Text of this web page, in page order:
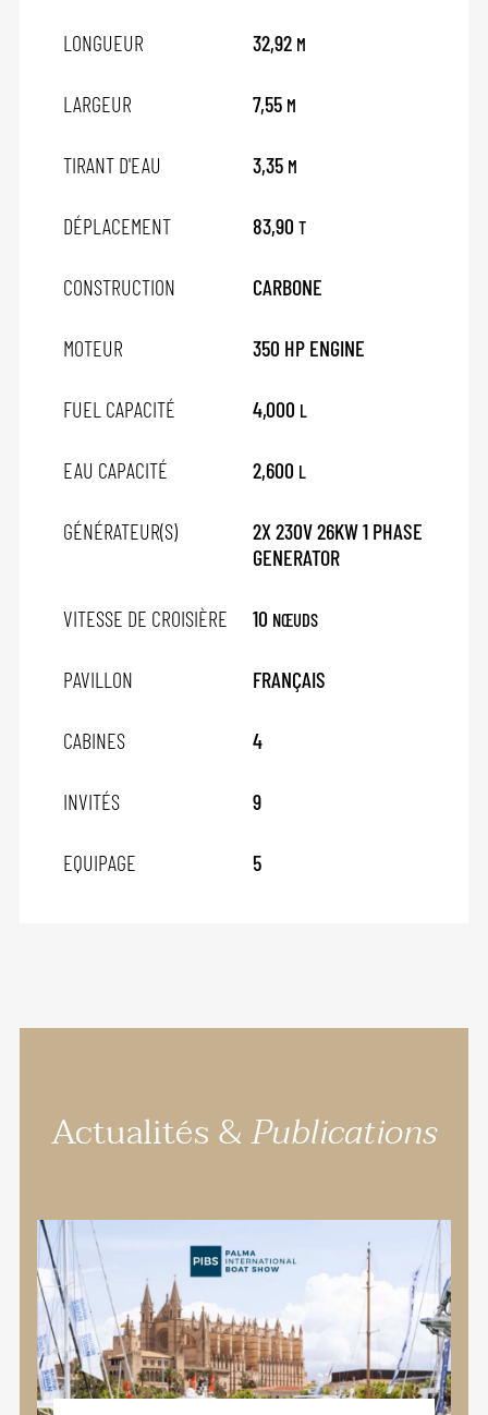
LONGUEUR 32,92 M
LARGEUR 7,55 M
TIRANT D'EAU 3,35 M
DÉPLACEMENT 83,90 T
CONSTRUCTION CARBONE
MOTEUR 350 HP ENGINE
FUEL CAPACITÉ 4,000 L
EAU CAPACITÉ 2,600 L
GÉNÉRATEUR(S)
2X 230V 26KW 1 PHASE
GENERATOR
VITESSE DE CROISIÈRE 10 NŒUDS
PAVILLON FRANÇAIS
CABINES 4
INVITÉS 9
EQUIPAGE 5
Actualités &Publications